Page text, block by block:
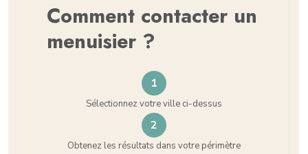
Comment contacter un
menuisier ?
1
Sélectionnez votre ville ci-dessus
2
Obtenez les résultats dans votre périmètre